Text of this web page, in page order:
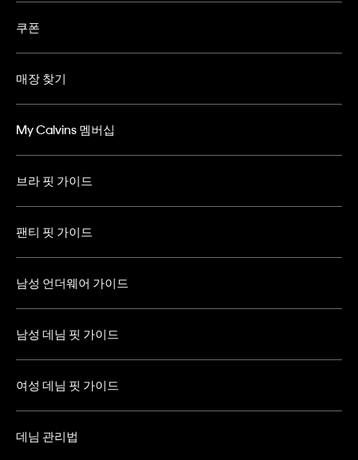
쿠폰
매장 찾기
My Calvins 멤버십
브라 핏 가이드
팬티 핏 가이드
남성 언더웨어 가이드
남성 데님 핏 가이드
여성 데님 핏 가이드
데님 관리법